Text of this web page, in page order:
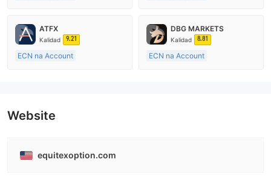
Kinokontrol sa Australia
Paggawa ng Market (MM)
Kinokontrol sa Australia
Paggawa ng Market (MM)
ATFX
Kalidad 9.21
ECN na Account
Pangunahing label na MT4
DBG MARKETS
Kalidad 8.81
ECN na Account
Website
equitexoption.com